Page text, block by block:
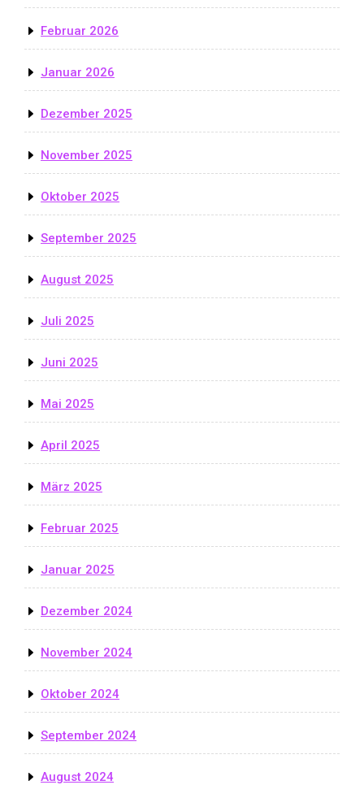
Februar 2026
Januar 2026
Dezember 2025
November 2025
Oktober 2025
September 2025
August 2025
Juli 2025
Juni 2025
Mai 2025
April 2025
März 2025
Februar 2025
Januar 2025
Dezember 2024
November 2024
Oktober 2024
September 2024
August 2024